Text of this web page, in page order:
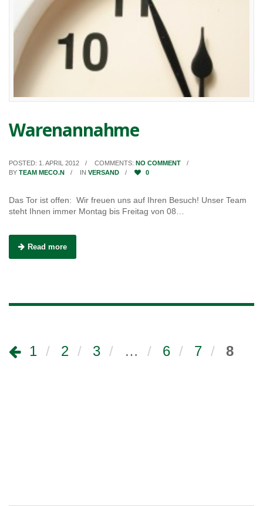
Warenannahme
POSTED: 1. APRIL 2012 COMMENTS: NO COMMENT
BY TEAM MECO.N IN VERSAND 0
Das Tor ist offen: Wir freuen uns auf Ihren Besuch! Unser Team
steht Ihnen immer Montag bis Freitag von 08…
Read more
1 2 3 … 6 7 8